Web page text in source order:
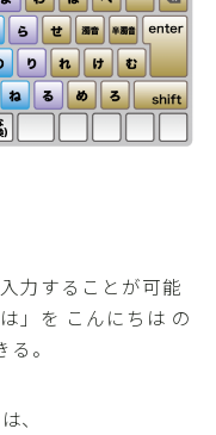
力することが可能
」を こ んにち は の
。
は、